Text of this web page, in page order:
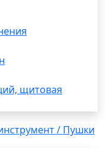
щитовая
/ Пушки